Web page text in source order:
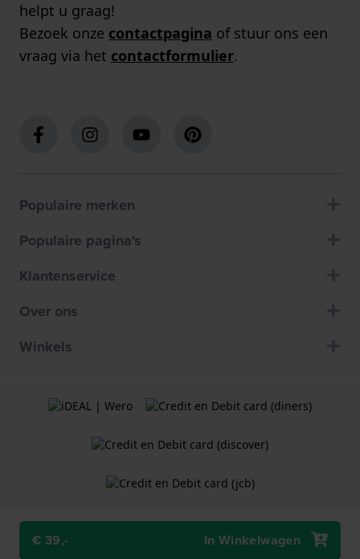
€ 39,- In Winkelwagen
helpt u graag!
Bezoek onze contactpagina of stuur ons een
vraag via het contactformulier.
Populaire merken
Populaire pagina's
Klantenservice
Over ons
Winkels